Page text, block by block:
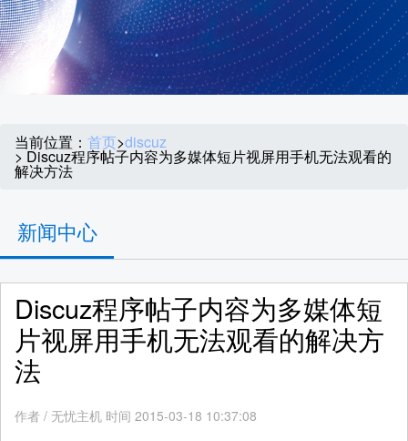
当前位置： 首页>discuz
> Discuz程序帖子内容为多媒体短片视屏用手机无法观看的
解决方法
新闻中心
Discuz程序帖子内容为多媒体短
片视屏用手机无法观看的解决方
法
作者 / 无忧主机 时间 2015-03-18 10:37:08